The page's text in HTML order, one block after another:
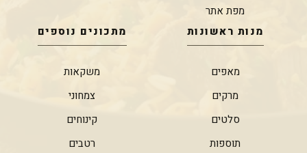
מפת אתר
מנות ראשונות
מאפים
מרקים
סלטים
תוספות
מתכונים נוספים
משקאות
צמחוני
קינוחים
רטבים